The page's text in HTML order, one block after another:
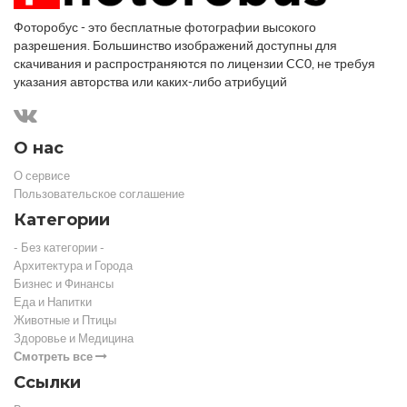
Фоторобус - это бесплатные фотографии высокого
разрешения. Большинство изображений доступны для
скачивания и распространяются по лицензии CC0, не требуя
указания авторства или каких-либо атрибуций
О нас
О сервисе
Пользовательское соглашение
Категории
- Без категории -
Архитектура и Города
Бизнес и Финансы
Еда и Напитки
Животные и Птицы
Здоровье и Медицина
Смотреть все
Ссылки